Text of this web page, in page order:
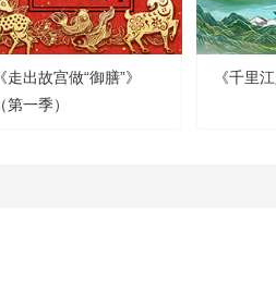
《走出故宫做“御膳”》
（第一季）
《千里